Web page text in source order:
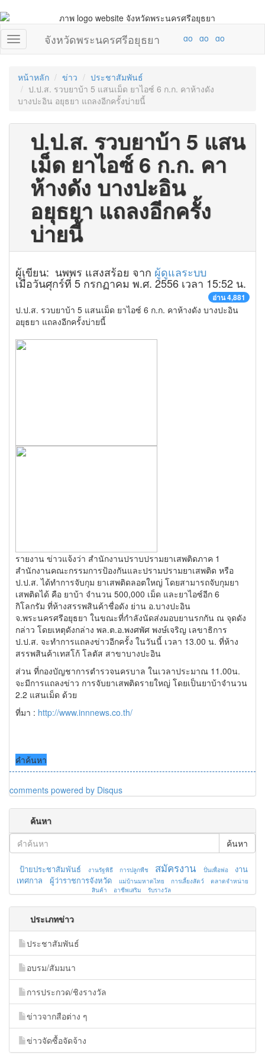
จังหวัดพระนครศรีอยุธยา
หน้าหลัก ข่าว
ประชาสัมพันธ์
ป.ป.ส. รวบยาบ้า 5 แสนเม็ด ยาไอซ์ 6 ก.ก. คาห้างดัง
บางปะอิน อยุธยา แถลงอีกครั้งบ่ายนี้
ป.ป.ส. รวบยาบ้า 5 แสน
เม็ด ยาไอซ์ 6 ก.ก. คา
ห้างดัง บางปะอิน
อยุธยา แถลงอีกครั้ง
บ่ายนี้
ผู้เขียน: นพพร แสงสร้อย จาก ผู้ดูแลระบบ
เมื่อวันศุกร์ที่ 5 กรกฏาคม พ.ศ. 2556 เวลา 15:52 น.
อ่าน 4,881
ป.ป.ส. รวบยาบ้า 5 แสนเม็ด ยาไอซ์ 6 ก.ก. คาห้างดัง บางปะอิน
อยุธยา แถลงอีกครั้งบ่ายนี้
รายงาน ข่าวแจ้งว่า สำนักงานปราบปรามยาเสพติดภาค 1
สำนักงานคณะกรรมการป้องกันและปรามปรามยาเสพติด หรือ
ป.ป.ส. ได้ทำการจับกุม ยาเสพติดลอตใหญ่ โดยสามารถจับกุมยา
เสพติดได้ คือ ยาบ้า จำนวน 500,000 เม็ด และยาไอซ์อีก 6
กิโลกรัม ที่ห้างสรรพสินค้าชื่อดัง ย่าน อ.บางปะอิน
จ.พระนครศรีอยุธยา ในขณะที่กำลังนัดส่งมอบยานรกกัน ณ จุดดัง
กล่าว โดยเหตุดังกล่าง พล.ต.อ.พงศพัศ พงษ์เจริญ เลขาธิการ
ป.ป.ส. จะทำการแถลงข่าวอีกครั้ง ในวันนี้ เวลา 13.00 น. ที่ห้าง
สรรพสินค้าเทสโก้ โลตัส สาขาบางปะอิน
ส่วน ที่กองบัญชาการตำรวจนครบาล ในเวลาประมาณ 11.00น.
จะมีการแถลงข่าว การจับยาเสพติดรายใหญ่ โดยเป็นยาบ้าจำนวน
2.2 แสนเม็ด ด้วย
ที่มา : http://www.innnews.co.th/
คำค้นหา
comments powered by Disqus
ค้นหา
ค้นหา
ป้ายประชาสัมพันธ์ งานรัฐพิธี การปลูกพืช สมัครงาน ปั่นเพื่อพ่อ
งาน
เทศกาล
ผู้ว่าราชการจังหวัด แม่บ้านมหาดไทย การเลี้ยงสัตว์
ตลาดจำหน่าย
สินค้า
อาชีพเสริม รับรางวัล
ประเภทข่าว
ประชาสัมพันธ์
อบรม/สัมมนา
การประกวด/ชิงรางวัล
ข่าวจากสือต่าง ๆ
ข่าวจัดซื้อจัดจ้าง